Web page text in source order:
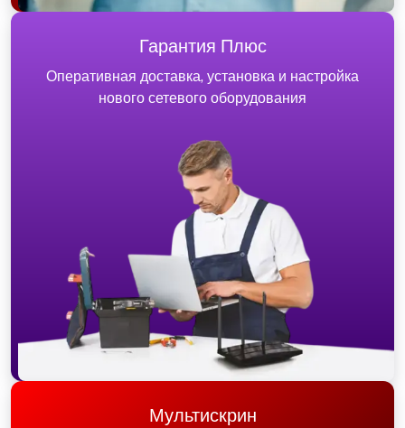
Гарантия Плюс
Оперативная доставка, установка и настройка
нового сетевого оборудования
Мультискрин